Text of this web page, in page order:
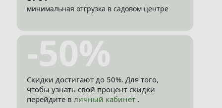
минимальная отгрузка в садовом центре
-50%
Скидки достигают до 50%. Для того,
чтобы узнать свой процент скидки
перейдите в личный кабинет .